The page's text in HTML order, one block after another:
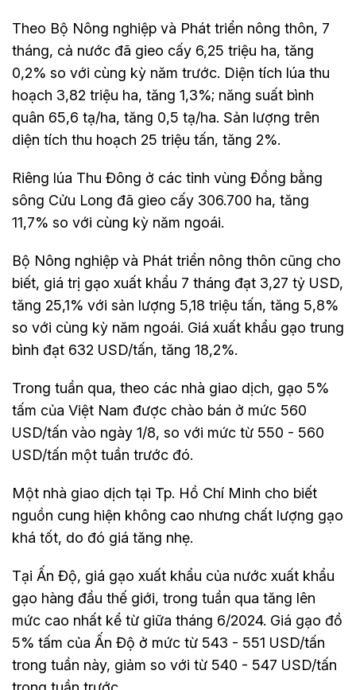
Theo Bộ Nông nghiệp và Phát triển nông thôn, 7
tháng, cả nước đã gieo cấy 6,25 triệu ha, tăng
0,2% so với cùng kỳ năm trước. Diện tích lúa thu
hoạch 3,82 triệu ha, tăng 1,3%; năng suất bình
quân 65,6 tạ/ha, tăng 0,5 tạ/ha. Sản lượng trên
diện tích thu hoạch 25 triệu tấn, tăng 2%.
Riêng lúa Thu Đông ở các tỉnh vùng Đồng bằng
sông Cửu Long đã gieo cấy 306.700 ha, tăng
11,7% so với cùng kỳ năm ngoái.
Bộ Nông nghiệp và Phát triển nông thôn cũng cho
biết, giá trị gạo xuất khẩu 7 tháng đạt 3,27 tỷ USD,
tăng 25,1% với sản lượng 5,18 triệu tấn, tăng 5,8%
so với cùng kỳ năm ngoái. Giá xuất khẩu gạo trung
bình đạt 632 USD/tấn, tăng 18,2%.
Trong tuần qua, theo các nhà giao dịch, gạo 5%
tấm của Việt Nam được chào bán ở mức 560
USD/tấn vào ngày 1/8, so với mức từ 550 - 560
USD/tấn một tuần trước đó.
Một nhà giao dịch tại Tp. Hồ Chí Minh cho biết
nguồn cung hiện không cao nhưng chất lượng gạo
khá tốt, do đó giá tăng nhẹ.
Tại Ấn Độ, giá gạo xuất khẩu của nước xuất khẩu
gạo hàng đầu thế giới, trong tuần qua tăng lên
mức cao nhất kể từ giữa tháng 6/2024. Giá gạo đồ
5% tấm của Ấn Độ ở mức từ 543 - 551 USD/tấn
trong tuần này, giảm so với từ 540 - 547 USD/tấn